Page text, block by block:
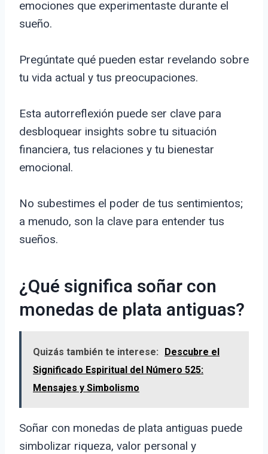
emociones que experimentaste durante el
sueño.
Pregúntate qué pueden estar revelando sobre
tu vida actual y tus preocupaciones.
Esta autorreflexión puede ser clave para
desbloquear insights sobre tu situación
financiera, tus relaciones y tu bienestar
emocional.
No subestimes el poder de tus sentimientos;
a menudo, son la clave para entender tus
sueños.
¿Qué significa soñar con
monedas de plata antiguas?
Quizás también te interese:
Descubre el
Significado Espiritual del Número 525:
Mensajes y Simbolismo
Soñar con monedas de plata antiguas puede
simbolizar riqueza, valor personal y